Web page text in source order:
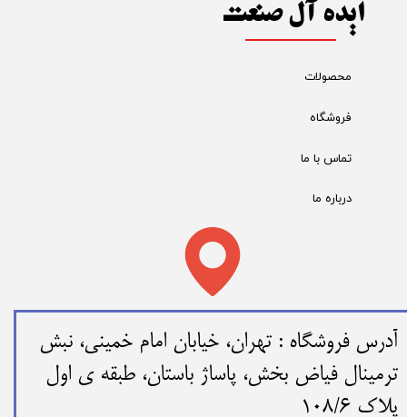
ایده آل صنعت
محصولات
فروشگاه
تماس با ما
درباره ما
​​آدرس فروشگاه : تهران، خیابان امام خمینی، نبش
ترمینال فیاض بخش، پاساژ باستان، طبقه ی اول
پلاک 108/6